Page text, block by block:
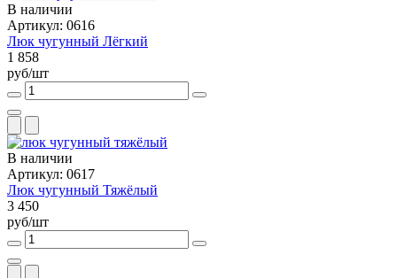
В наличии
Артикул: 0616
Люк чугунный Лёгкий
1 858
руб/шт
В наличии
Артикул: 0617
Люк чугунный Тяжёлый
3 450
руб/шт